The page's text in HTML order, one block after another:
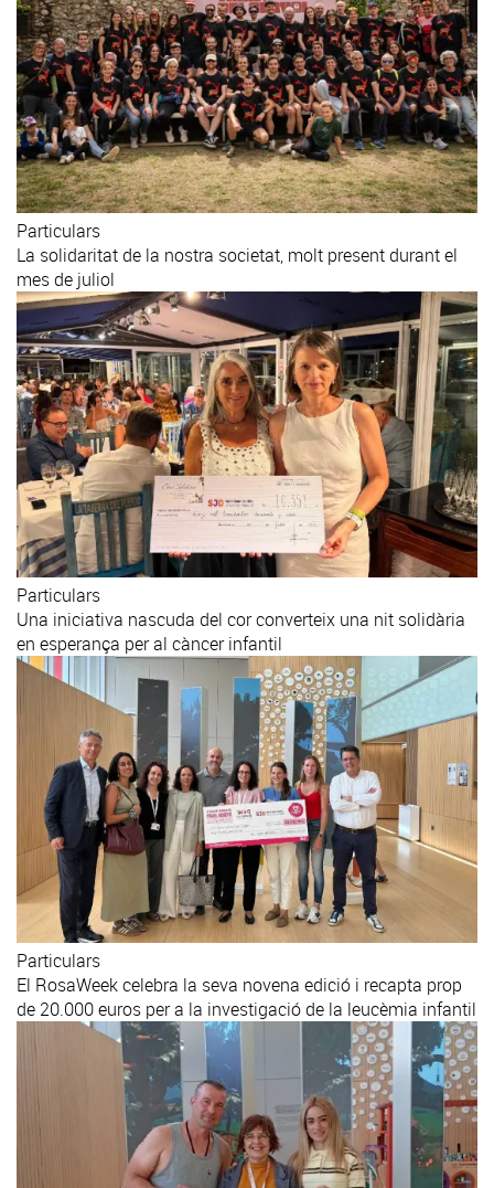
Particulars
La solidaritat de la nostra societat, molt present durant el
mes de juliol
Particulars
Una iniciativa nascuda del cor converteix una nit solidària
en esperança per al càncer infantil
Particulars
El RosaWeek celebra la seva novena edició i recapta prop
de 20.000 euros per a la investigació de la leucèmia infantil